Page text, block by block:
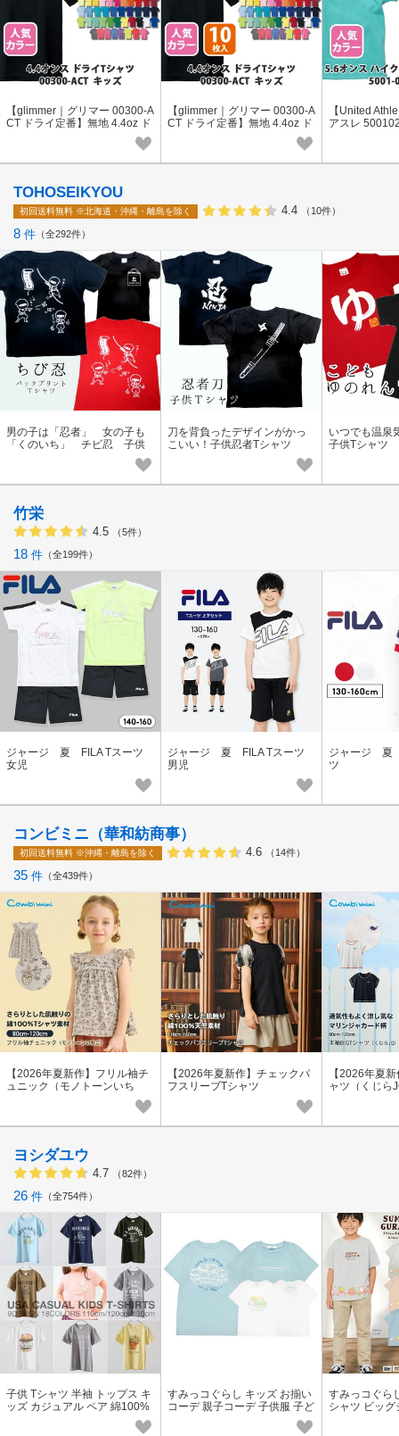
【glimmer｜グリマー 00300-A
CT ドライ定番】無地 4.4oz ド
ライTシャツ 1枚入［キッズ］
【glimmer｜グリマー 00300-A
CT ドライ定番】無地 4.4oz ド
【United
アスレ
TOHOSEIKYOU
初回送料無料 ※北海道・沖縄・離島を除く 4.4 （10件）
8 件 全292件
男の子は「忍者」 女の子も
「くのいち」 チビ忍 子供
刀を背負ったデザインがかっ
こいい！子供忍者Tシャツ
いつでも温泉
子供Tシャツ
竹栄
4.5 （5件）
18 件 全199件
ジャージ 夏 FILA Tスーツ
女児
ジャージ 夏 FILA Tスーツ
男児
ジャージ 夏
ツ
コンビミニ（華和紡商事）
初回送料無料 ※沖縄・離島を除く 4.6 （14件）
35 件 全439件
【2026年夏新作】フリル袖チ
ュニック（モノトーンいち
【2026年夏新作】チェックパ
フスリーブTシャツ
【2026年夏
ャツ（くじら
ヨシダユウ
4.7 （82件）
26 件 全754件
子供 Tシャツ 半袖 トップス キ
ッズ カジュアル ペア 綿100%
プリントTシャツ 半袖Tシャツ
すみっコぐらし キッズ お揃い
コーデ 親子コーデ 子供服 子ど
も 半袖 Tシャツ トップス プリ
すみっコぐら
シャツ ビッ